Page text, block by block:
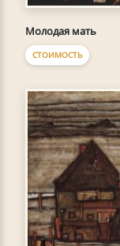
Молодая мать
СТОИМОСТЬ